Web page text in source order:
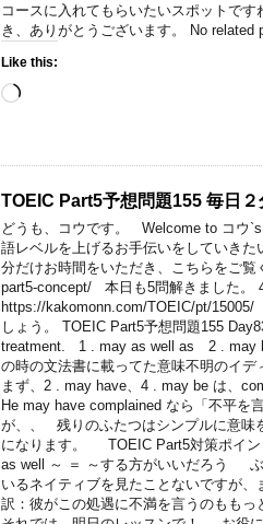
コースに入れてもらいたいスポットで
き、ありがとうございます。 No related
Like this:
Loading…
TOEIC Part5予想問題155 毎日
どうも、コウです。 Welcome to コウ
語レベルを上げるお手伝いをしていき
分だけお時間をいただき、こちらをご
part5-concept/ 本日も5問解きました。
https://kakomonn.com/TOEIC/pt/
しょう。 TOEIC Part5予想問題155
treatment. 1 . may as well as 2 .
の時の文法書に載ってた意味不明のイ
まず、2 . may have、4 . may be は、
He may have complained なら「不平を
が、、 残りのふたつはシンプルに意味
になります。 TOEIC Part5対策ポイン
as well ～ ＝ ～する方がいいだろう ぶ
いるネイティブを見たことないですが
訳：彼がこの処遇に不満を言うのもも